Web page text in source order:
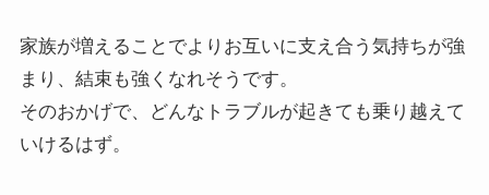
家族が増えることでよりお互いに支え合う気持ちが強
まり、結束も強くなれそうです。
そのおかげで、どんなトラブルが起きても乗り越えて
いけるはず。